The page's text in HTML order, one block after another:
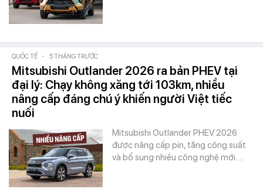
QUỐC TẾ - 5 THÁNG TRƯỚC
Mitsubishi Outlander 2026 ra bản PHEV tại
đại lý: Chạy không xăng tới 103km, nhiều
nâng cấp đáng chú ý khiến người Việt tiếc
nuối
Mitsubishi Outlander PHEV 2026
được nâng cấp pin, tăng công suất
và bổ sung nhiều công nghệ mới.…